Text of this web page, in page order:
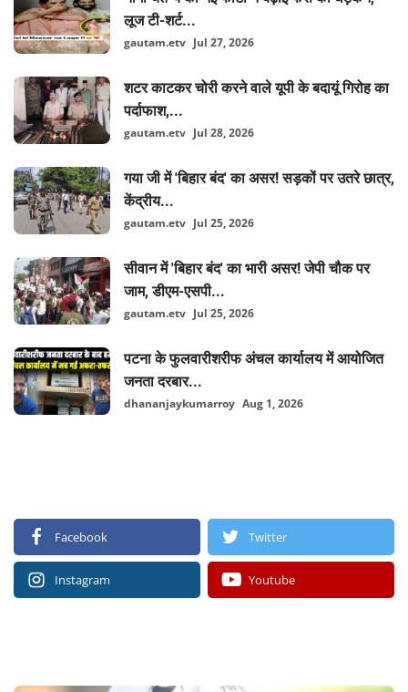
लूज टी-शर्ट...
gautam.etv Jul 27, 2026
शटर काटकर चोरी करने वाले यूपी के बदायूं गिरोह का
पर्दाफाश,...
gautam.etv Jul 28, 2026
गया जी में 'बिहार बंद' का असर! सड़कों पर उतरे छात्र,
केंद्रीय...
gautam.etv Jul 25, 2026
सीवान में 'बिहार बंद' का भारी असर! जेपी चौक पर
जाम, डीएम-एसपी...
gautam.etv Jul 25, 2026
पटना के फुलवारीशरीफ अंचल कार्यालय में आयोजित
जनता दरबार...
dhananjaykumarroy Aug 1, 2026
Facebook Twitter
Instagram Youtube